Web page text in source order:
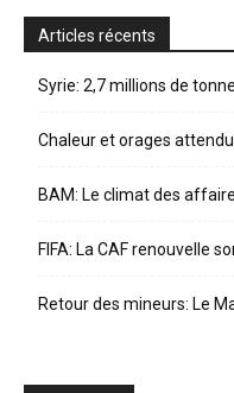
Articles récents
Syrie: 2,7 millions de
Chaleur et orages
BAM: Le climat des
FIFA: La CAF renouvelle
Retour des mineurs: Le